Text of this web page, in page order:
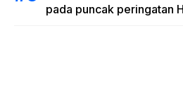
pada puncak peringatan